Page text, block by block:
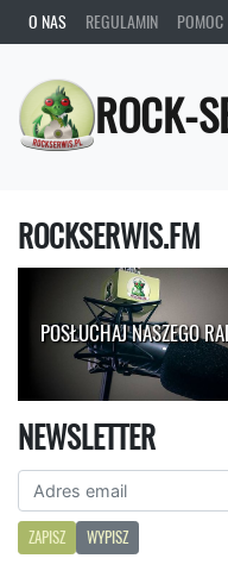
O NAS REGULAMIN POMOC
ROCK-
ROCKSERWIS.FM
POSŁUCHAJ NASZEGO
NEWSLETTER
ZAPISZ WYPISZ